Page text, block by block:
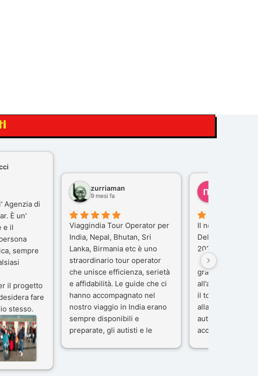
Agenzia di
È un'
e il
sempre
il progetto
fare
stesso.
in
2025, 5
scoperta
è
zurriaman
9 mesi fa
Viaggindia Tour Operator per
India, Nepal, Bhutan, Sri
Lanka, Birmania etc è uno
straordinario tour operator
che unisce efficienza, serietà
e affidabilità. Le guide che ci
hanno accompagnato nel
nostro viaggio in India erano
sempre disponibili e
preparate, gli autisti e le
Il nostro viaggio
Delhi e Varanasi
2025), è stata
che porteremo
gran parte del
all’agenzia che
il tour con cura e
alla nostra guida
autista che ci
accompagnati